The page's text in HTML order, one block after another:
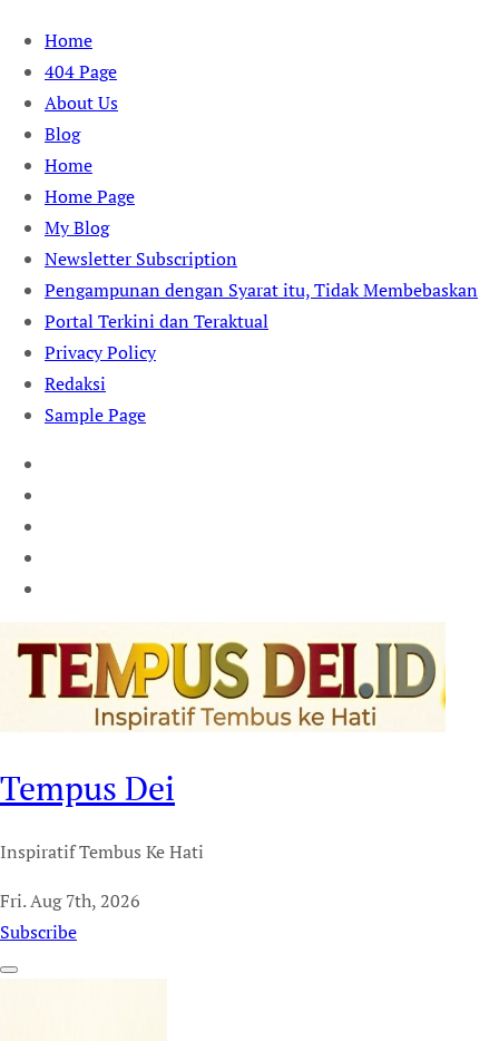
Skip
content
Home
404 Page
About Us
Blog
Home
Home Page
My Blog
Newsletter Subscription
Pengampunan dengan Syarat itu, Tidak Membebaskan
Portal Terkini dan Teraktual
Privacy Policy
Redaksi
Sample Page
Tempus Dei
Inspiratif Tembus Ke Hati
Fri. Aug 7th, 2026
Subscribe